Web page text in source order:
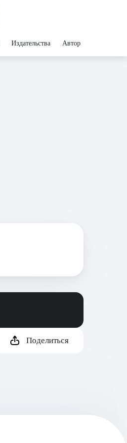
Издательства Авторы
Поделиться